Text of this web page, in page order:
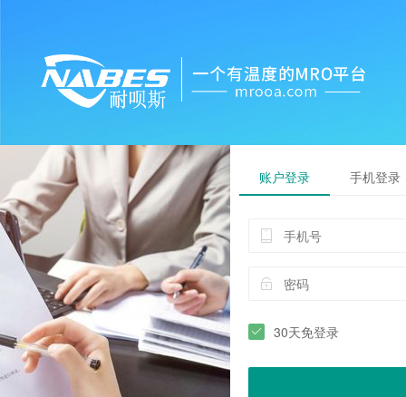
账户登录 手机登录
30天免登录